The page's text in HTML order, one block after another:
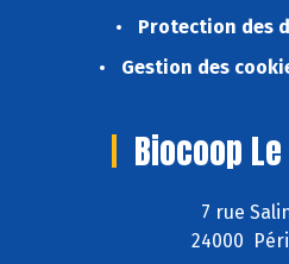
Protection des
Gestion des
Biocoop
7 rue
24000